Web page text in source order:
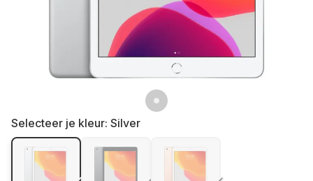
Selecteer je kleur: Silver